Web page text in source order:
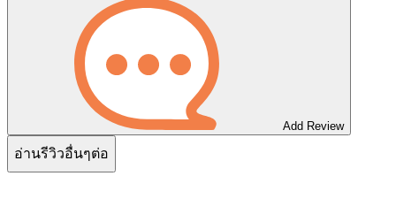
Add Review
อ่านรีวิวอื่นๆต่อ